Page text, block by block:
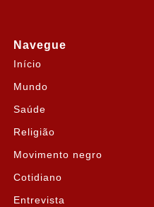
Navegue
Início
Mundo
Saúde
Religião
Movimento negro
Cotidiano
Entrevista